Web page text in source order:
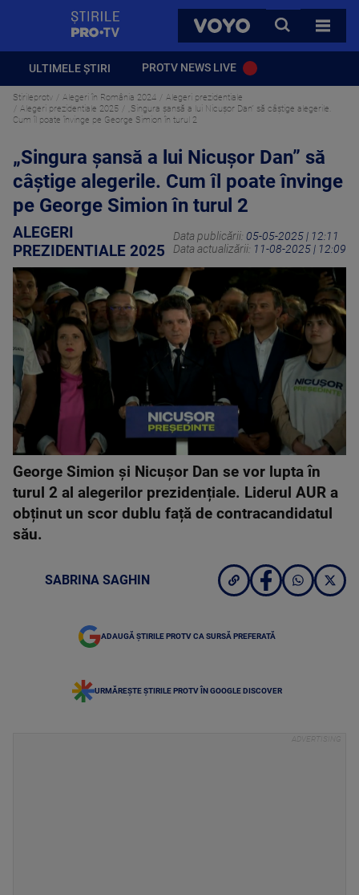
VOYO
CAUTA
TOATE
ULTIMELE ȘTIRI PROTV NEWS LIVE
Stirileprotv Alegeri în România 2024
Alegeri prezidentiale
Alegeri prezidentiale 2025
„Singura șansă a lui Nicușor Dan” să câștige alegerile.
Cum îl poate învinge pe George Simion în turul 2
„Singura șansă a lui Nicușor Dan” să
câștige alegerile. Cum îl poate învinge
pe George Simion în turul 2
ALEGERI
PREZIDENTIALE 2025
Data publicării: 05-05-2025 | 12:11
Data actualizării: 11-08-2025 | 12:09
George Simion și Nicușor Dan se vor lupta în
turul 2 al alegerilor prezidențiale. Liderul AUR a
obținut un scor dublu față de contracandidatul
său.
SABRINA SAGHIN
ADAUGĂ ȘTIRILE PROTV CA SURSĂ PREFERATĂ
URMĂREȘTE ȘTIRILE PROTV ÎN GOOGLE DISCOVER